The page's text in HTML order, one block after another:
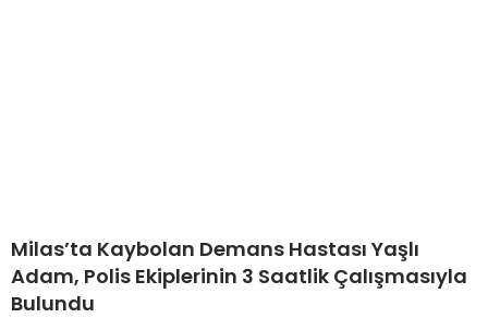
Milas’ta Kaybolan Demans Hastası Yaşlı
Adam, Polis Ekiplerinin 3 Saatlik Çalışmasıyla
Bulundu